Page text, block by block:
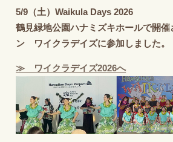
5/9（土）Waikula Days 2026
鶴見緑地公園ハナミズキホールで開
ン ワイクラデイズに参加しました。
≫ ワイクラデイズ2026へ